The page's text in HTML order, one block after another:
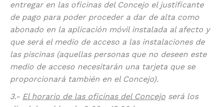
entregar en las oficinas del Concejo el justificante
de pago para poder proceder a dar de alta como
abonado en la aplicación móvil instalada al afecto y
que será el medio de acceso a las instalaciones de
las piscinas (aquellas personas que no deseen este
medio de acceso necesitarán una tarjeta que se
proporcionará también en el Concejo).
3.- El horario de las oficinas del Concejo será los